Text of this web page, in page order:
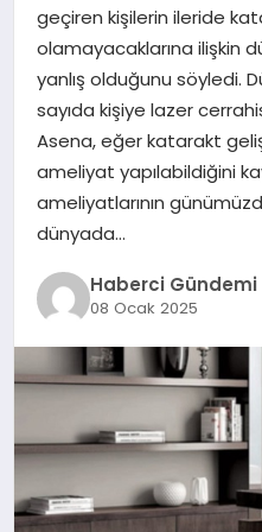
MAGAZIN
EĞITIM
SAĞLIK
TEKNOLOJI
geçiren kişilerin ileride
olamayacaklarına ilişkin
yanlış olduğunu söyledi.
sayıda kişiye lazer
Asena, eğer katarakt
ameliyat yapılabildiğini
ameliyatlarının
dünyada…
Haberci Gündemi
08 Ocak 2025